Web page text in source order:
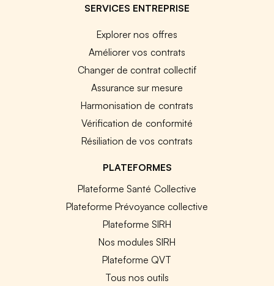
SERVICES ENTREPRISE
Explorer nos offres
Améliorer vos contrats
Changer de contrat collectif
Assurance sur mesure
Harmonisation de contrats
Vérification de conformité
Résiliation de vos contrats
PLATEFORMES
Plateforme Santé Collective
Plateforme Prévoyance collective
Plateforme SIRH
Nos modules SIRH
Plateforme QVT
Tous nos outils